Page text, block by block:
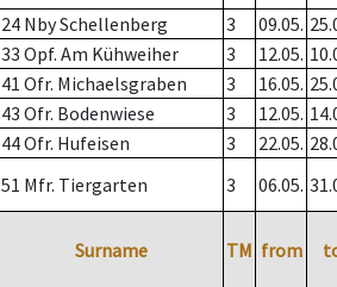
24 Nby Schellenberg 3 09.05.
33 Opf. Am Kühweiher 3 12.05.
41 Ofr. Michaelsgraben 3 16.05.
43 Ofr. Bodenwiese 3 12.05.
44 Ofr. Hufeisen 3 22.05.
51 Mfr. Tiergarten 3 06.05.
Surname TM from